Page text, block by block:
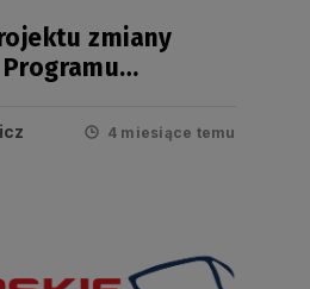
zmiany
zdrowotnego i
4 miesiące temu